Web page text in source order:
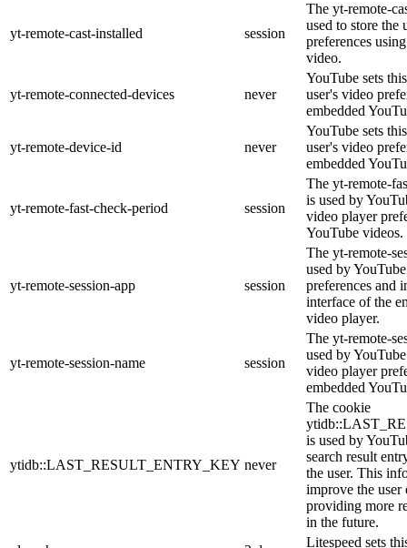
yt-remote-cast-installed session
The yt-remote-
used to store the
preferences
video.
yt-remote-connected-devices never
YouTube sets
user's video
embedded
yt-remote-device-id never
YouTube sets
user's video
embedded
yt-remote-fast-check-period session
The yt-remote-
is used by
video player
YouTube videos.
yt-remote-session-app session
The yt-remote-
used by
preferences and
interface of the
video player.
yt-remote-session-name session
The yt-remote-
used by
video player
embedded
ytidb::LAST_RESULT_ENTRY_KEY never
The cookie
is used by
search result
the user. This
improve the user
providing more
in the future.
Litespeed sets